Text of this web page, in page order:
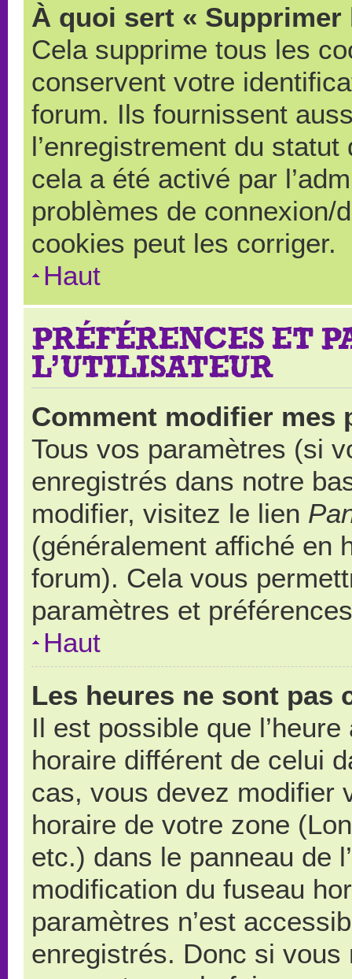
À quoi sert «
Cela supprime tous les
conservent votre
forum. Ils fournissent
l’enregistrement du
cela a été activé par
problèmes de connexion/
cookies peut les corriger.
Haut
PRÉFÉRENCES ET
L’UTILISATEUR
Comment modifier mes
Tous vos paramètres (si
enregistrés dans notre
modifier, visitez le lien
(généralement affiché en
forum). Cela vous
paramètres et
Haut
Les heures ne sont pas
Il est possible que
horaire différent de celui
cas, vous devez modifier
horaire de votre zone
etc.) dans le panneau de
modification du fuseau
paramètres n’est
enregistrés. Donc si vous